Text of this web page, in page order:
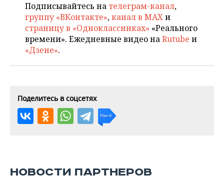
Подписывайтесь на телеграм-канал,
группу «ВКонтакте»,канал в MAXи
страницу в «Одноклассниках» «Реального
времени». Ежедневные видео наRutube и
«Дзене».
Поделитесь в соцсетях
НОВОСТИ ПАРТНЕРОВ